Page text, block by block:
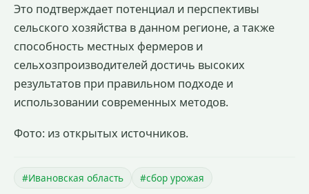
Это подтверждает потенциал и перспективы
сельского хозяйства в данном регионе, а также
способность местных фермеров и
сельхозпроизводителей достичь высоких
результатов при правильном подходе и
использовании современных методов.
Фото: из открытых источников.
#Ивановская область #сбор урожая